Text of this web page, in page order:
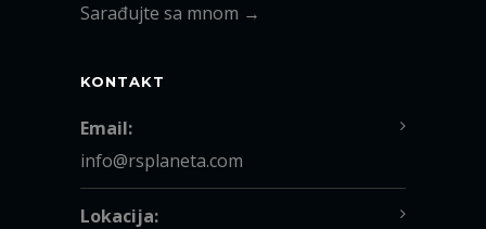
Sarađujte sa mnom →
KONTAKT
Email:
info@rsplaneta.com
Lokacija: